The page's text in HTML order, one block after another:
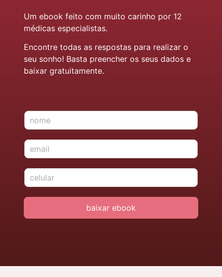
Um ebook feito com muito carinho por 12
médicas especialistas.
Encontre todas as respostas para realizar o
seu sonho! Basta preencher os seus dados e
baixar gratuitamente.
N
o
e
*
E
-
a
i
*
c
e
u
a
baixar ebook